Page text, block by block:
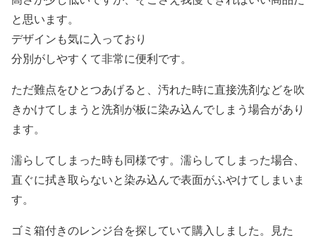
と思います。
デザインも気に入っており
分別がしやすくて非常に便利です。
ただ難点をひとつあげると、汚れた時に直接洗剤などを吹
きかけてしまうと洗剤が板に染み込んでしまう場合があり
ます。
濡らしてしまった時も同様です。濡らしてしまった場合、
直ぐに拭き取らないと染み込んで表面がふやけてしまいま
す。
ゴミ箱付きのレンジ台を探していて購入しました。見た